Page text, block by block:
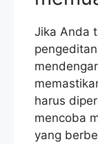
Jika Anda
harus
mencoba
yang